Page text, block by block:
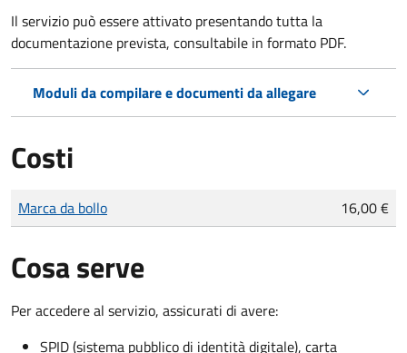
Il servizio può essere attivato presentando tutta la
documentazione prevista, consultabile in formato PDF.
Moduli da compilare e documenti da allegare
Costi
Tipo di pagamento
Importo
Marca da bollo 16,00 €
Cosa serve
Per accedere al servizio, assicurati di avere:
SPID (sistema pubblico di identità digitale), carta